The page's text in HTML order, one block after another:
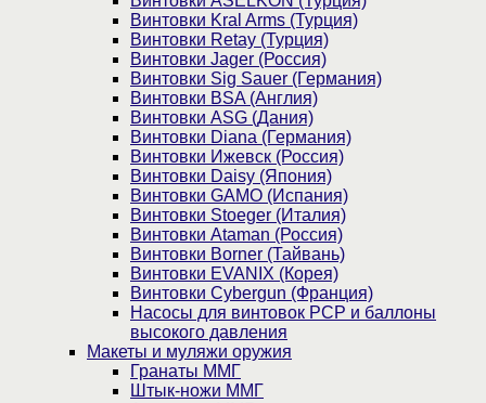
Винтовки Kral Arms (Турция)
Винтовки Retay (Турция)
Винтовки Jager (Россия)
Винтовки Sig Sauer (Германия)
Винтовки BSA (Англия)
Винтовки ASG (Дания)
Винтовки Diana (Германия)
Винтовки Ижевск (Россия)
Винтовки Daisy (Япония)
Винтовки GAMO (Испания)
Винтовки Stoeger (Италия)
Винтовки Ataman (Россия)
Винтовки Borner (Тайвань)
Винтовки EVANIX (Корея)
Винтовки Cybergun (Франция)
Насосы для винтовок PCP и баллоны
высокого давления
Макеты и муляжи оружия
Гранаты ММГ
Штык-ножи ММГ